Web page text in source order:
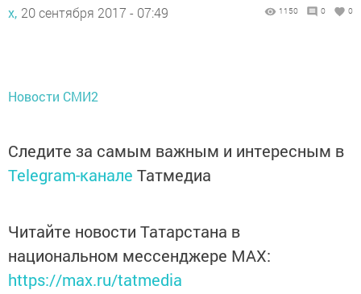
х, 20 сентября 2017 - 07:49 1150 0 0
Новости СМИ2
Следите за самым важным и интересным в
Telegram-канале Татмедиа
Читайте новости Татарстана в
национальном мессенджере MАХ:
https://max.ru/tatmedia